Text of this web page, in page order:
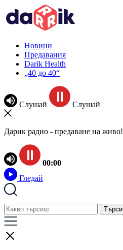
Новини
Предавания
Darik Health
„40 до 40“
Слушай Слушай
Дарик радио - предаване на живо!
00:00
Гледай